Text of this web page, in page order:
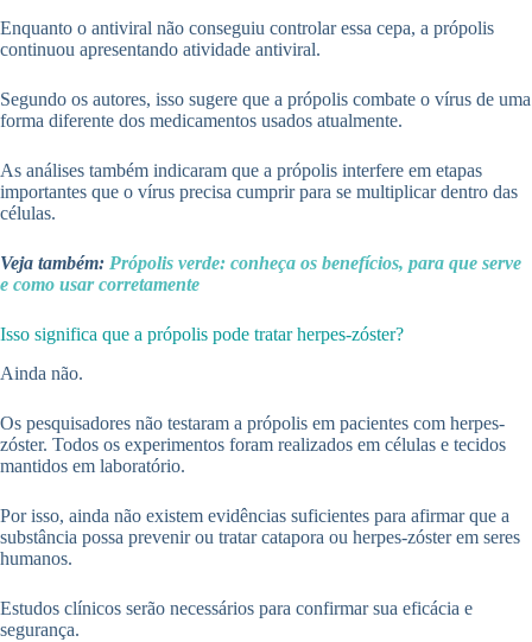
Enquanto o antiviral não conseguiu controlar essa cepa, a própolis
continuou apresentando atividade antiviral.
Segundo os autores, isso sugere que a própolis combate o vírus de uma
forma diferente dos medicamentos usados atualmente.
As análises também indicaram que a própolis interfere em etapas
importantes que o vírus precisa cumprir para se multiplicar dentro das
células.
Veja também: Própolis verde: conheça os benefícios, para que serve
e como usar corretamente
Isso significa que a própolis pode tratar herpes-zóster?
Ainda não.
Os pesquisadores não testaram a própolis em pacientes com herpes-
zóster. Todos os experimentos foram realizados em células e tecidos
mantidos em laboratório.
Por isso, ainda não existem evidências suficientes para afirmar que a
substância possa prevenir ou tratar catapora ou herpes-zóster em seres
humanos.
Estudos clínicos serão necessários para confirmar sua eficácia e
segurança.